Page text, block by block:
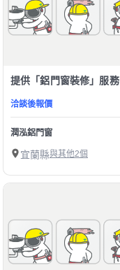
提供「鋁門窗裝修」服務
洽談後報價
潤泓鋁門窗
宜蘭縣與其他2個